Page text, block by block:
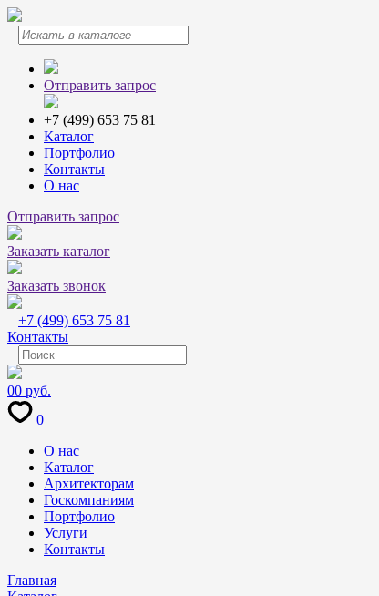
Отправить запрос
+7 (499) 653 75 81
Каталог
Портфолио
Контакты
О нас
Отправить запрос
Заказать каталог
Заказать звонок
+7 (499) 653 75 81
Контакты
00 руб.
0
О нас
Каталог
Архитекторам
Госкомпаниям
Портфолио
Услуги
Контакты
Главная